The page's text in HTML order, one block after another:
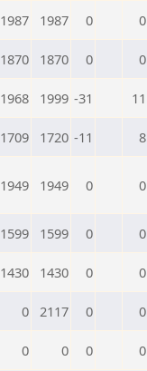
1987 1987 0 0
1870 1870 0 0
1968 1999 -31 11
1709 1720 -11 8
1949 1949 0 0
1599 1599 0 0
1430 1430 0 0
0 2117 0 0
0 0 0 0